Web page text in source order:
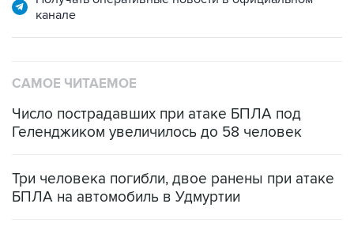
канале
САМОЕ ЧИТАЕМОЕ
Число пострадавших при атаке БПЛА под
Геленджиком увеличилось до 58 человек
Три человека погибли, двое ранены при атаке
БПЛА на автомобиль в Удмуртии